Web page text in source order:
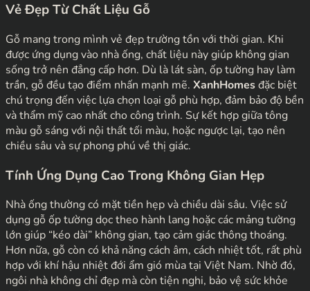
Vẻ Đẹp Từ Chất Liệu Gỗ
Gỗ mang trong mình vẻ đẹp trường tồn với thời gian. Khi
được ứng dụng vào nhà ống, chất liệu này giúp không gian
sống trở nên đẳng cấp hơn. Dù là lát sàn, ốp tường hay làm
trần, gỗ đều tạo điểm nhấn mạnh mẽ. XanhHomesđặc biệt
chú trọng đến việc lựa chọn loại gỗ phù hợp, đảm bảo độ bền
và thẩm mỹ cao nhất cho công trình. Sự kết hợp giữa tông
màu gỗ sáng với nội thất tối màu, hoặc ngược lại, tạo nên
chiều sâu và sự phong phú về thị giác.
Tính Ứng Dụng Cao Trong Không Gian Hẹp
Nhà ống thường có mặt tiền hẹp và chiều dài sâu. Việc sử
dụng gỗ ốp tường dọc theo hành lang hoặc các mảng tường
lớn giúp “kéo dài” không gian, tạo cảm giác thông thoáng.
Hơn nữa, gỗ còn có khả năng cách âm, cách nhiệt tốt, rất phù
hợp với khí hậu nhiệt đới ẩm gió mùa tại Việt Nam. Nhờ đó,
ngôi nhà không chỉ đẹp mà còn tiện nghi, bảo vệ sức khỏe